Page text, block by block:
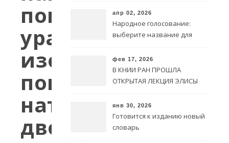
поиска
уравнения
изотерм
поверхностного
натяжения
двойных
языке
апр 02, 2026
Народное голосование:
выберите название для
языке
фев 17, 2026
В КНИИ РАН ПРОШЛА
ОТКРЫТАЯ ЛЕКЦИЯ ЭЛИСЫ
янв 30, 2026
Готовится к изданию новый
словарь